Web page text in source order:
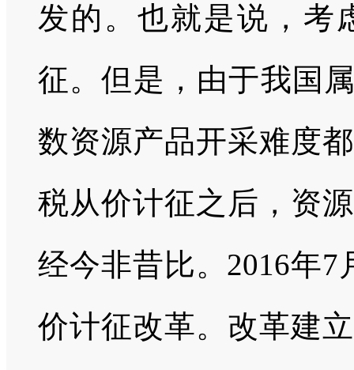
发的。也就是说，考
征。但是，由于我国
数资源产品开采难度
税从价计征之后，资
经今非昔比。2016年
价计征改革。改革建